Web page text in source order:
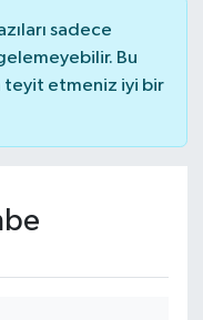
sadece
Bu
teyit etmeniz iyi bir